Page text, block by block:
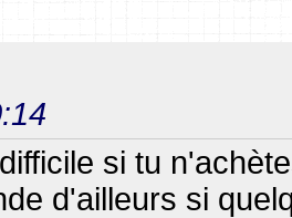
si tu
d'ailleurs si